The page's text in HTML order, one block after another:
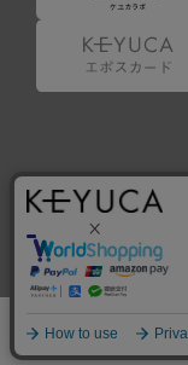
Copyright ©